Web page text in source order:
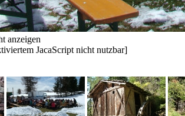
JacaScript nicht nutzbar]